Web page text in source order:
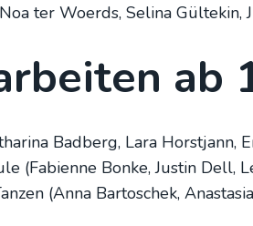
ter Woerds, Seli­na
ab
Bad­berg, Lara Horst­jann,
(Fabi­en­ne Bon­ke, Jus­tin
(Anna Bar­to­schek,